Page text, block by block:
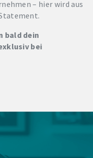
– hier wird aus
bald dein
bei